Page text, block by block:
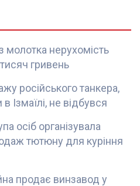
молотка нерухомість
тисяч гривень
російського танкера,
Ізмаїлі, не відбувся
осіб організувала
тютюну для куріння
продає винзавод у